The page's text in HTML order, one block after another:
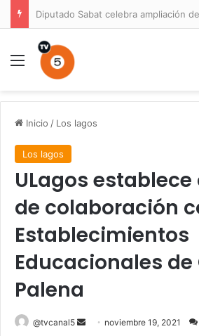
Menú
Inicio / Los lagos
Los lagos
ULagos
de colaboración
Establecimientos
Educacionales de
Palena
@tvcanal5
Send noviembre 19, 2021